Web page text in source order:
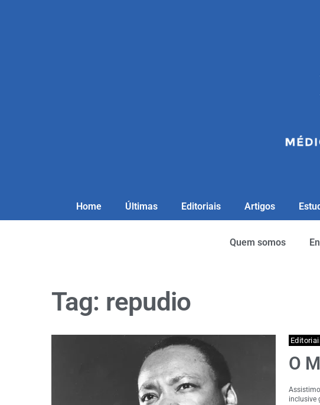
Home Últimas Editoriais Artigos
Quem somos
Tag: repudio
O
inclusive